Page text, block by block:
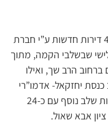
כך או כך, החלה השבוע בנייתם של כ-48 דירות חדשות ע”י חברת
שבשלבי הקמה, מתוך
הרב שך, ואילו
יחזקאל- אדמו”רי
ויזניץ’, כשבהמשך מתכננים בחברה לבנות שלב נוסף עם כ-24
אבא שאול.